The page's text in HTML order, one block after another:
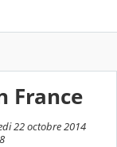
France
22 octobre 2014